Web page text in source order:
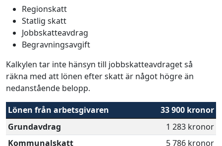
Regionskatt
Statlig skatt
Jobbskatteavdrag
Begravningsavgift
Kalkylen tar inte hänsyn till jobbskatteavdraget så
räkna med att lönen efter skatt är något högre än
nedanstående belopp.
Lönen från arbetsgivaren
33 900 kronor
Grundavdrag
1 283 kronor
Kommunalskatt
5 786 kronor